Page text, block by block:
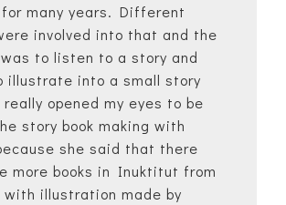
for many years. Different
involved into that and the
to listen to a story and
illustrate into a small story
really opened my eyes to be
story book making with
she said that there
more books in Inuktitut from
with illustration made by